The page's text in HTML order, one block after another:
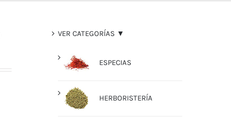
VER CATEGORÍAS ▼
ESPECIAS
HERBORISTERÍA